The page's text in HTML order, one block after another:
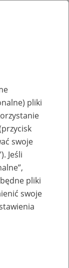
50+
pliki
swoje
Jeśli
pliki
swoje